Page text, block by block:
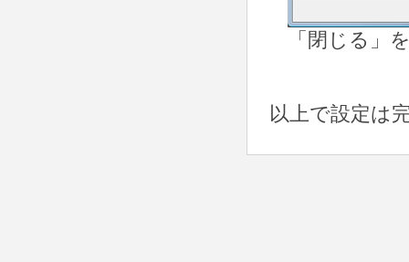
「閉じる」
以上で設定は